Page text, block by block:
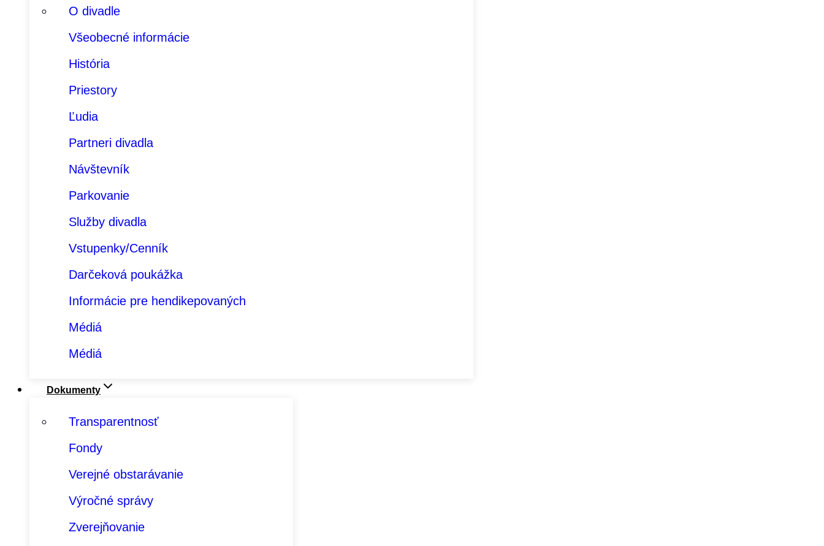
O divadle
Všeobecné informácie
História
Priestory
Ľudia
Partneri divadla
Návštevník
Parkovanie
Služby divadla
Vstupenky/Cenník
Darčeková poukážka
Informácie pre hendikepovaných
Médiá
Médiá
Dokumenty
Transparentnosť
Fondy
Verejné obstarávanie
Výročné správy
Zverejňovanie